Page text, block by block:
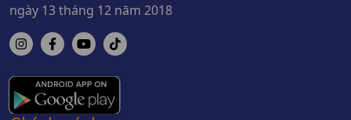
ngày 13 tháng 12 năm 2018